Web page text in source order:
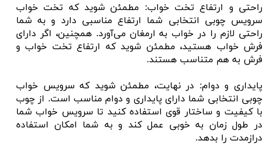
راحتی و ارتفاع تخت خواب: مطمئن شوید که تخت خواب
سرویس چوبی انتخابی شما ارتفاع مناسبی دارد و به شما
راحتی لازم را در خواب به ارمغان می‌آورد. همچنین، اگر دارای
فرش خواب هستید، مطمئن شوید که ارتفاع تخت خواب و
فرش به هم متناسب هستند.
پایداری و دوام: در نهایت، مطمئن شوید که سرویس خواب
چوبی انتخابی شما دارای پایداری و دوام مناسب است. از چوب
با کیفیت و ساختار قوی استفاده کنید تا سرویس خواب شما
در طول زمان به خوبی عمل کند و به شما امکان استفاده
درازمدت را بدهد.